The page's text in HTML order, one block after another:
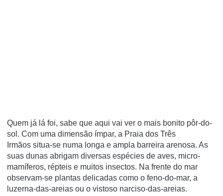
Quem já lá foi, sabe que aqui vai ver o mais bonito pôr-do-
sol. Com uma dimensão ímpar, a Praia dos Três
Irmãos situa-se numa longa e ampla barreira arenosa. As
suas dunas abrigam diversas espécies de aves, micro-
mamíferos, répteis e muitos insectos. Na frente do mar
observam-se plantas delicadas como o feno-do-mar, a
luzerna-das-areias ou o vistoso narciso-das-areias.